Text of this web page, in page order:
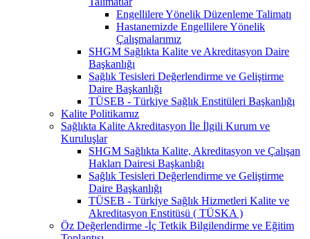
Engellilere Yönelik Düzenleme Talimatı
Hastanemizde Engellilere Yönelik
Çalışmalarımız
SHGM Sağlıkta Kalite ve Akreditasyon Daire
Başkanlığı
Sağlık Tesisleri Değerlendirme ve Geliştirme
Daire Başkanlığı
TÜSEB - Türkiye Sağlık Enstitüleri Başkanlığı
Kalite Politikamız
Sağlıkta Kalite Akreditasyon İle İlgili Kurum ve
Kuruluşlar
SHGM Sağlıkta Kalite, Akreditasyon ve Çalışan
Hakları Dairesi Başkanlığı
Sağlık Tesisleri Değerlendirme ve Geliştirme
Daire Başkanlığı
TÜSEB - Türkiye Sağlık Hizmetleri Kalite ve
Akreditasyon Enstitüsü ( TÜSKA )
Öz Değerlendirme -İç Tetkik Bilgilendirme ve Eğitim